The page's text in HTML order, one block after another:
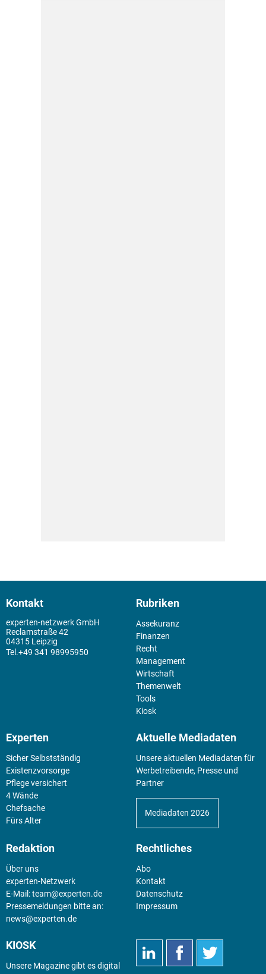
Kontakt
experten-netzwerk GmbH
Reclamstraße 42
04315 Leipzig
+49 341 98995950
Rubriken
Assekuranz
Finanzen
Recht
Management
Wirtschaft
Themenwelt
Tools
Kiosk
Experten
Sicher Selbstständig
Existenz­vorsorge
Pflege versichert
4 Wände
Chefsache
Fürs Alter
Aktuelle Mediadaten
Unsere aktuellen Mediadaten für
Werbetreibende, Presse und
Partner
Mediadaten 2026
Redaktion
Über uns
experten-Netzwerk
E-Mail:team@experten.de
Pressemeldungen bitte an:
news@experten.de
Rechtliches
Abo
Kontakt
Datenschutz
Impressum
KIOSK
Unsere Magazine gibt es digital